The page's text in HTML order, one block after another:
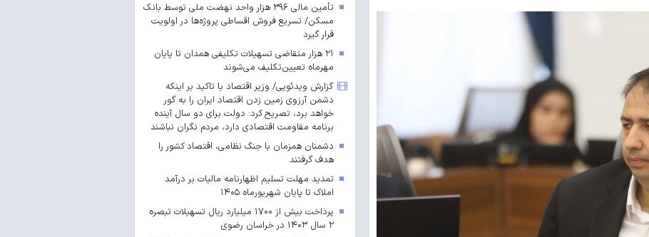
تأمین مالی ۳۹۶ هزار واحد نهضت ملی توسط بانک
مسکن/ تسریع فروش اقساطی پروژه‌ها در اولویت
قرار گیرد
۲۱ هزار متقاضی تسهیلات تکلیفی همدان تا پایان
مهرماه تعیین‌تکلیف می‌شوند
گزارش ویدئویی/ وزیر اقتصاد با تاکید بر اینکه
دشمن آرزوی زمین زدن اقتصاد ایران را به گور
خواهد برد، تصریح کرد: دولت برای دو سال آینده
برنامه مقاومت اقتصادی دارد، مردم نگران نباشند
دشمنان همزمان با جنگ نظامی، اقتصاد کشور را
هدف گرفتند
تمدید مهلت تسلیم اظهارنامه مالیات بر درآمد
املاک تا پایان شهریورماه ۱۴۰۵
پرداخت بیش از ۱۷۰۰ میلیارد ریال تسهیلات تبصره
۲ سال ۱۴۰۳ در خراسان رضوی